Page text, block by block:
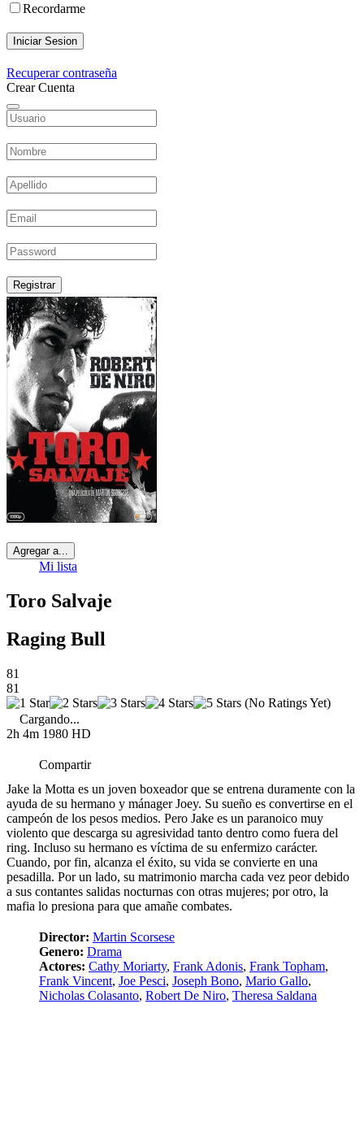
Recordarme
Iniciar Sesion
Recuperar contraseña
Crear Cuenta
Registrar
Agregar a...
Mi lista
Toro Salvaje
Raging Bull
81
81
(No Ratings Yet)
Cargando...
2h 4m 1980 HD
Compartir
Jake la Motta es un joven boxeador que se entrena duramente con la
ayuda de su hermano y mánager Joey. Su sueño es convertirse en el
campeón de los pesos medios. Pero Jake es un paranoico muy
violento que descarga su agresividad tanto dentro como fuera del
ring. Incluso su hermano es víctima de su enfermizo carácter.
Cuando, por fin, alcanza el éxito, su vida se convierte en una
pesadilla. Por un lado, su matrimonio marcha cada vez peor debido
a sus contantes salidas nocturnas con otras mujeres; por otro, la
mafia lo presiona para que amañe combates.
Director: Martin Scorsese
Genero: Drama
Actores: Cathy Moriarty, Frank Adonis, Frank Topham,
Frank Vincent, Joe Pesci, Joseph Bono, Mario Gallo,
Nicholas Colasanto, Robert De Niro, Theresa Saldana